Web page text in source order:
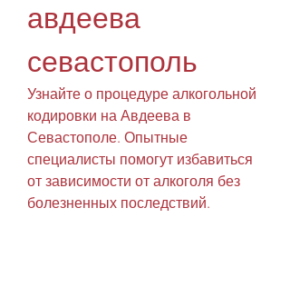
авдеева
севастополь
Узнайте о процедуре алкогольной
кодировки на Авдеева в
Севастополе. Опытные
специалисты помогут избавиться
от зависимости от алкоголя без
болезненных последствий.